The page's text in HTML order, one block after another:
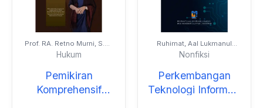
Prof. RA. Retno Murni, S.H.,
M.H., Ph.D. dan Para
Kolega
Hukum
Pemikiran
Komprehensif
Ruhimat, Aal Lukmanul
Hakim, Rusi Rusmiati
Aliyyah, dan Agustini
Nonfiksi
Perkembangan
Teknologi Informasi